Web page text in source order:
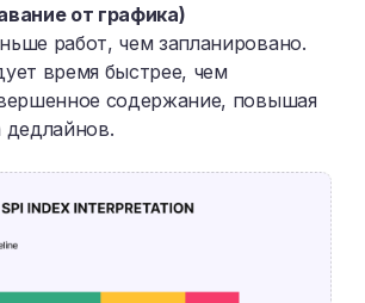
от графика)
работ, чем запланировано.
время быстрее, чем
содержание, повышая
дедлайнов.